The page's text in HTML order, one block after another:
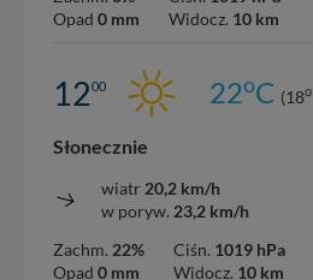
Opad 0 mm
Widocz. 10 km
1200 22oC (18o
Słonecznie
wiatr 20,2 km/h
w poryw. 23,2 km/h
Zachm. 22%
Opad 0 mm
Ciśn. 1019 hPa
Widocz. 10 km
nowo...